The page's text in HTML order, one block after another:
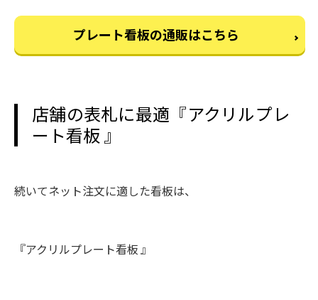
プレート看板の通販はこちら
店舗の表札に最適『アクリルプレ
ート看板 』
続いてネット注文に適した看板は、
『アクリルプレート看板 』